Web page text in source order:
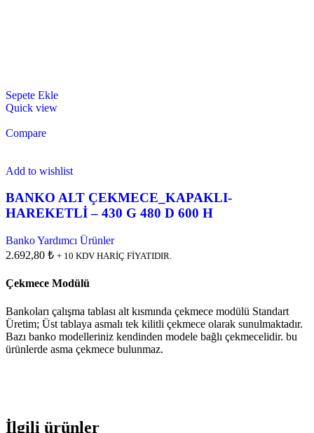
Sepete Ekle
Quick view
Compare
Add to wishlist
BANKO ALT ÇEKMECE_KAPAKLI-
HAREKETLİ – 430 G 480 D 600 H
Banko Yardımcı Ürünler
2.692,80 ₺ + 10 KDV HARİÇ FİYATIDIR.
Çekmece Modülü
Bankoları çalışma tablası alt kısmında çekmece modülü Standart
Üretim; Üst tablaya asmalı tek kilitli çekmece olarak sunulmaktadır.
Bazı banko modelleriniz kendinden modele bağlı çekmecelidir. bu
ürünlerde asma çekmece bulunmaz.
İlgili ürünler